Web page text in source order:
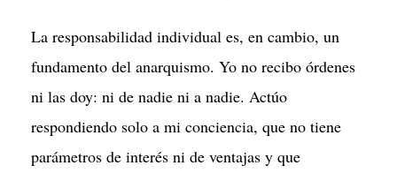
La responsabilidad individual es, en cambio, un
fundamento del anarquismo. Yo no recibo órdenes
ni las doy: ni de nadie ni a nadie. Actúo
respondiendo solo a mi conciencia, que no tiene
parámetros de interés ni de ventajas y que